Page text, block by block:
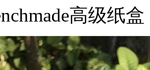
高级纸盒